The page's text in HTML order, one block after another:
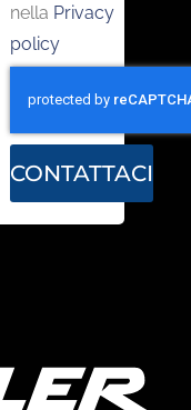
nella Privacy
policy
CONTATTACI